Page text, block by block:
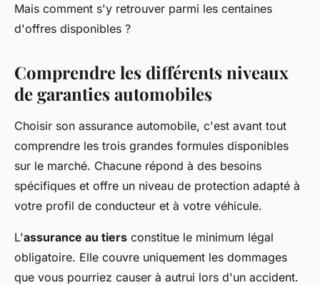
Mais comment s'y retrouver parmi les centaines
d'offres disponibles ?
Comprendre les différents niveaux
de garanties automobiles
Choisir son assurance automobile, c'est avant tout
comprendre les trois grandes formules disponibles
sur le marché. Chacune répond à des besoins
spécifiques et offre un niveau de protection adapté à
votre profil de conducteur et à votre véhicule.
L'assurance au tiers constitue le minimum légal
obligatoire. Elle couvre uniquement les dommages
que vous pourriez causer à autrui lors d'un accident.